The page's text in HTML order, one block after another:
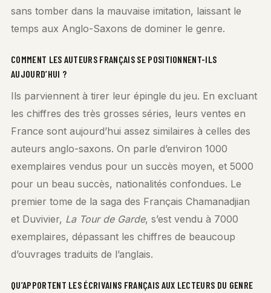
sans tomber dans la mauvaise imitation, laissant le
temps aux Anglo-Saxons de dominer le genre.
COMMENT LES AUTEURS FRANÇAIS SE POSITIONNENT-ILS
AUJOURD’HUI ?
Ils parviennent à tirer leur épingle du jeu. En excluant
les chiffres des très grosses séries, leurs ventes en
France sont aujourd’hui assez similaires à celles des
auteurs anglo-saxons. On parle d’environ 1000
exemplaires vendus pour un succès moyen, et 5000
pour un beau succès, nationalités confondues. Le
premier tome de la saga des Français Chamanadjian
et Duvivier, La Tour de Garde, s’est vendu à 7000
exemplaires, dépassant les chiffres de beaucoup
d’ouvrages traduits de l’anglais.
QU’APPORTENT LES ÉCRIVAINS FRANÇAIS AUX LECTEURS DU GENRE